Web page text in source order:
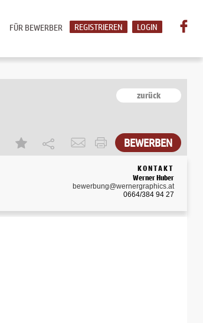
LOGIN
REGISTRIEREN
FÜR BEWERBER
zurück
BEWERBEN
KONTAKT
Werner Huber
bewerbung@wernergraphics.at
0664/384 94 27